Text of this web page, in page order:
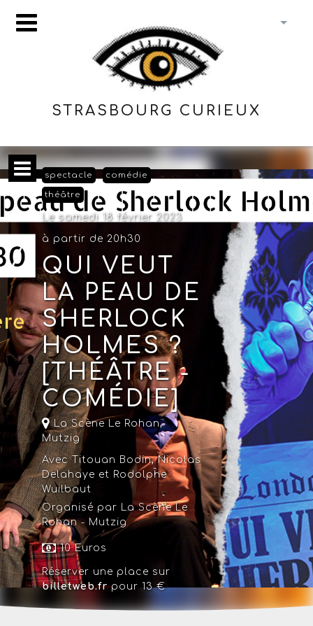
STRASBOURG CURIEUX
spectacle comédie
théâtre
Le samedi 18 février 2023
à partir de 20h30
QUI VEUT
LA PEAU DE
SHERLOCK
HOLMES ?
[THÉÂTRE -
COMÉDIE]
La Scène Le Rohan,
Mutzig
Avec Titouan Bodin, Nicolas
Delahaye et Rodolpĥe
Wuilbaut
Organisé par La Scène Le
Rohan - Mutzig
10 Euros
Réserver une place sur
billetweb.frpour 13 €